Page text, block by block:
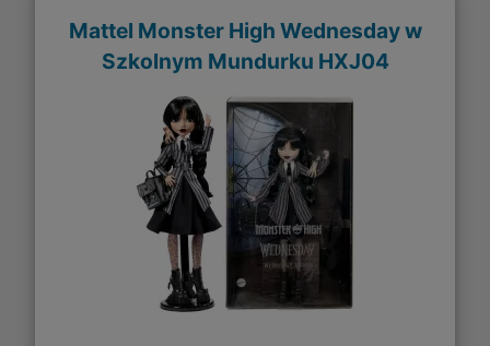
Mattel Monster High Wednesday w
Szkolnym Mundurku HXJ04